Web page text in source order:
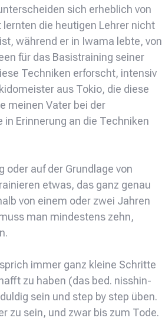
sich erheblich von
die heutigen Lehrer nicht
während er in Iwama lebte, von
für das Basistraining seiner
Techniken erforscht, intensiv
aus Tokio, die diese
meinen Vater bei der
Erinnerung an die Techniken
oder auf der Grundlage von
etwas, das ganz genau
von einem oder zwei Jahren
man mindestens zehn,
immer ganz kleine Schritte
zu haben (das bed. nisshin-
sein und step by step üben.
zu sein, und zwar bis zum Tode.